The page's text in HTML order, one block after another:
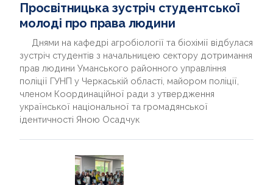
Просвітницька зустріч студентської
молоді про права людини
Днями на кафедрі агробіології та біохімії відбулася
зустріч студентів з начальницею сектору дотримання
прав людини Уманського районного управління
поліції ГУНП у Черкаській області, майором поліції,
членом Координаційної ради з утвердження
української національної та громадянської
ідентичності Яною Осадчук